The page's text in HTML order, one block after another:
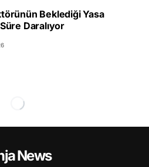
Beklediği Yasa
Daralıyor
News